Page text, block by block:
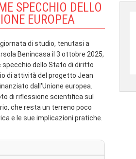
SPECCHIO DELLO
EUROPEA
di studio, tenutasi a
Benincasa il 3 ottobre 2025,
dello Stato di diritto
di attività del progetto Jean
dall'Unione europea.
di riflessione scientifica sul
che resta un terreno poco
e le sue implicazioni pratiche.